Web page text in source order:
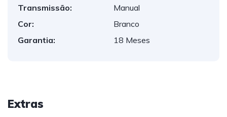
Transmissão:
Manual
Cor:
Branco
Garantia:
18 Meses
Extras